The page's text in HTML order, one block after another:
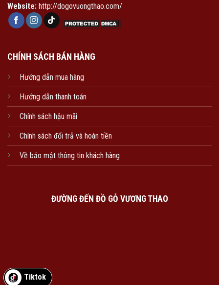
Website: http://dogovuongthao.com/
CHÍNH SÁCH BÁN HÀNG
Hướng dẫn mua hàng
Hướng dẫn thanh toán
Chính sách hậu mãi
Chính sách đổi trả và hoàn tiền
Về bảo mật thông tin khách hàng
ĐƯỜNG ĐẾN ĐỒ GỖ VƯƠNG THAO
Tiktok